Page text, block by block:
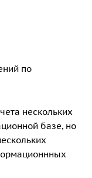
по
нескольких
базе, но